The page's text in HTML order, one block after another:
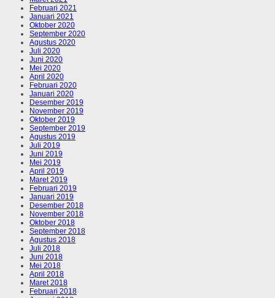
Februari 2021
Januari 2021
Oktober 2020
September 2020
Agustus 2020
Juli 2020
Juni 2020
Mei 2020
April 2020
Februari 2020
Januari 2020
Desember 2019
November 2019
Oktober 2019
September 2019
Agustus 2019
Juli 2019
Juni 2019
Mei 2019
April 2019
Maret 2019
Februari 2019
Januari 2019
Desember 2018
November 2018
Oktober 2018
September 2018
Agustus 2018
Juli 2018
Juni 2018
Mei 2018
April 2018
Maret 2018
Februari 2018